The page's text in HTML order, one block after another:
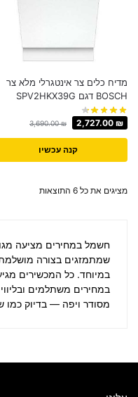
מדיח כלים ‏צר אינטגרלי מלא צר
BOSCH דגם SPV2HKX39G
3,690.00₪ 2,727.00 ₪
קנה עכשיו
מציגים את כל ⁦6⁩ התוצאות
חשמל במחירים מציעה
שמתמזגים בצורה מושלמת
במיוחד. כל המכשירים
במחירים משתלמים
מסודר ויפה — בדיוק